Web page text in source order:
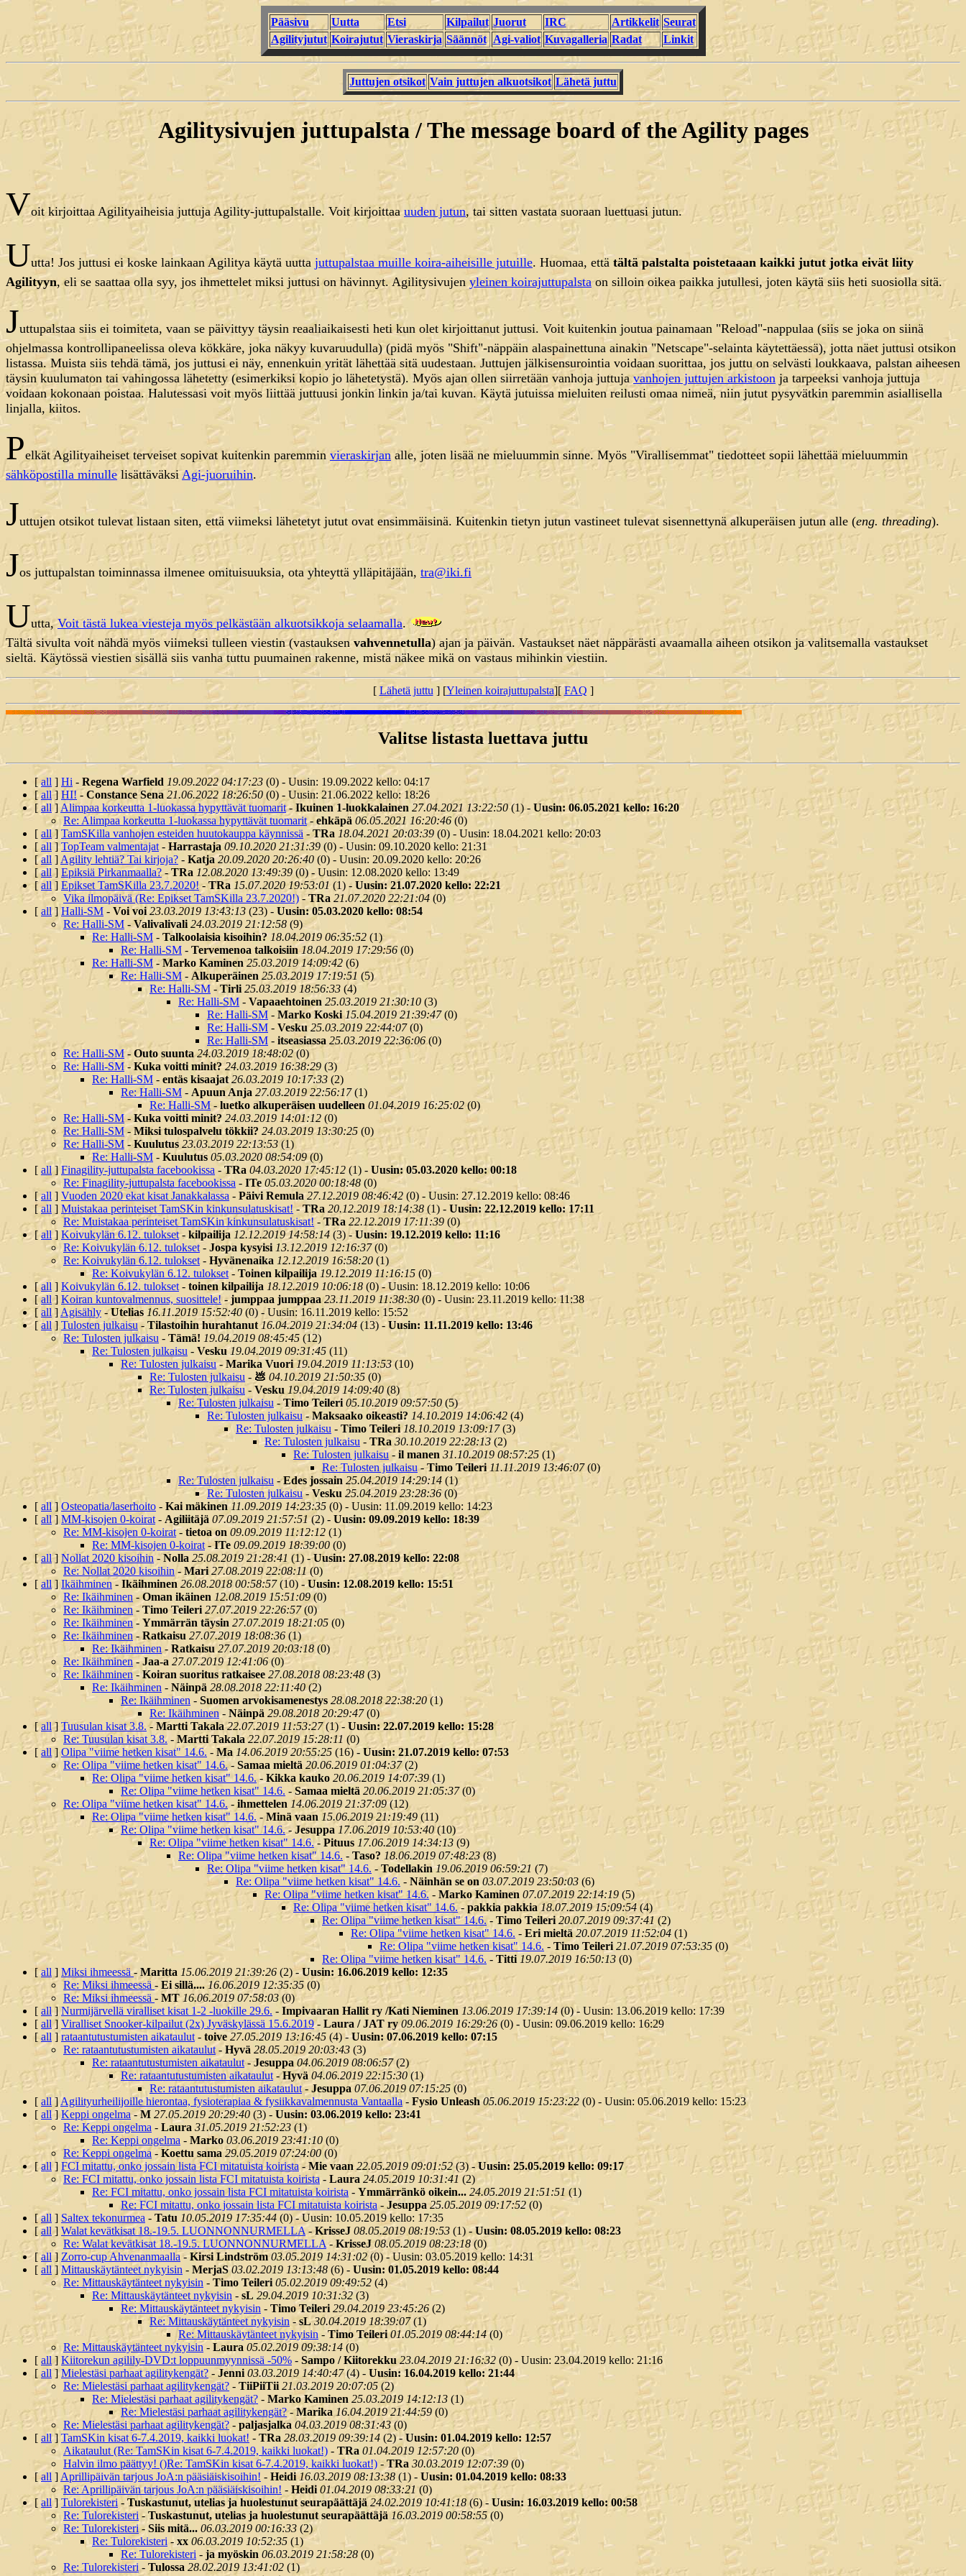
Pääsivu Uutta Etsi Kilpailut Juorut IRC Artikkelit Seurat
Agilityjutut Koirajutut Vieraskirja Säännöt Agi-valiot Kuvagalleria Radat Linkit
Juttujen otsikot Vain juttujen alkuotsikot Lähetä juttu
Agilitysivujen juttupalsta / The message board of the Agility pages
Voit kirjoittaa Agilityaiheisia juttuja Agility-juttupalstalle. Voit kirjoittaa uuden jutun, tai sitten vastata suoraan luettuasi jutun.
Uutta! Jos juttusi ei koske lainkaan Agilitya käytä uutta juttupalstaa muille koira-aiheisille jutuille. Huomaa, että tältä palstalta poistetaaan kaikki jutut jotka eivät liity
Agilityyn, eli se saattaa olla syy, jos ihmettelet miksi juttusi on hävinnyt. Agilitysivujen yleinen koirajuttupalstaon silloin oikea paikka jutullesi, joten käytä siis heti suosiolla sitä.
Juttupalstaa siis ei toimiteta, vaan se päivittyy täysin reaaliaikaisesti heti kun olet kirjoittanut juttusi. Voit kuitenkin joutua painamaan "Reload"-nappulaa (siis se joka on siinä
ohjelmassa kontrollipaneelissa oleva kökkäre, joka näkyy kuvaruudulla) (pidä myös "Shift"-näppäin alaspainettuna ainakin "Netscape"-selainta käytettäessä), jotta näet juttusi otsikon
listassa. Muista siis tehdä tämä, jos juttusi ei näy, ennenkuin yrität lähettää sitä uudestaan. Juttujen jälkisensurointia voidaan suorittaa, jos juttu on selvästi loukkaava, palstan aiheesen
täysin kuulumaton tai vahingossa lähetetty (esimerkiksi kopio jo lähetetystä). Myös ajan ollen siirretään vanhoja juttujavanhojen juttujen arkistoon ja tarpeeksi vanhoja juttuja
voidaan kokonaan poistaa. Halutessasi voit myös liittää juttuusi jonkin linkin ja/tai kuvan. Käytä jutuissa mieluiten reilusti omaa nimeä, niin jutut pysyvätkin paremmin asiallisella
linjalla, kiitos.
Pelkät Agilityaiheiset terveiset sopivat kuitenkin paremmin vieraskirjan alle, joten lisää ne mieluummin sinne. Myös "Virallisemmat" tiedotteet sopii lähettää mieluummin
sähköpostilla minullelisättäväksiAgi-juoruihin.
Juttujen otsikot tulevat listaan siten, että viimeksi lähetetyt jutut ovat ensimmäisinä. Kuitenkin tietyn jutun vastineet tulevat sisennettynä alkuperäisen jutun alle (eng. threading).
Jos juttupalstan toiminnassa ilmenee omituisuuksia, ota yhteyttä ylläpitäjään, tra@iki.fi
Uutta,Voit tästä lukea viesteja myös pelkästään alkuotsikkoja selaamalla.
Tältä sivulta voit nähdä myös viimeksi tulleen viestin (vastauksenvahvennetulla) ajan ja päivän. Vastaukset näet näppärästi avaamalla aiheen otsikon ja valitsemalla vastaukset
sieltä. Käytössä viestien sisällä siis vanha tuttu puumainen rakenne, mistä näkee mikä on vastaus mihinkin viestiin.
[ Lähetä juttu ] [Yleinen koirajuttupalsta][FAQ ]
Valitse listasta luettava juttu
[all ] Hi - Regena Warfield 19.09.2022 04:17:23 (0) - Uusin: 19.09.2022 kello: 04:17
[all] HI! - Constance Sena 21.06.2022 18:26:50 (0) - Uusin: 21.06.2022 kello: 18:26
[ all ] Alimpaa korkeutta 1-luokassa hypyttävät tuomarit- Ikuinen 1-luokkalainen 27.04.2021 13:22:50(1) - Uusin: 06.05.2021 kello: 16:20
Re: Alimpaa korkeutta 1-luokassa hypyttävät tuomarit- ehkäpä 06.05.2021 16:20:46 (0)
[ all ] TamSKilla vanhojen esteiden huutokauppa käynnissä- TRa 18.04.2021 20:03:39 (0) - Uusin: 18.04.2021 kello: 20:03
[ all]TopTeam valmentajat - Harrastaja 09.10.2020 21:31:39 (0) - Uusin: 09.10.2020 kello: 21:31
[all ] Agility lehtiä? Tai kirjoja? - Katja 20.09.2020 20:26:40 (0) - Uusin: 20.09.2020 kello: 20:26
[all ] Epiksiä Pirkanmaalla?-TRa 12.08.2020 13:49:39 (0) - Uusin: 12.08.2020 kello: 13:49
[all ] Epikset TamSKilla 23.7.2020! -TRa 15.07.2020 19:53:01 (1) - Uusin: 21.07.2020 kello: 22:21
Vika ilmopäivä (Re: Epikset TamSKilla 23.7.2020!)-TRa 21.07.2020 22:21:04 (0)
[ all] Halli-SM - Voi voi 23.03.2019 13:43:13 (23) - Uusin: 05.03.2020 kello: 08:54
Re: Halli-SM - Valivalivali 24.03.2019 21:12:58 (9)
Re: Halli-SM - Talkoolaisia kisoihin? 18.04.2019 06:35:52 (1)
Re: Halli-SM - Tervemenoa talkoisiin 18.04.2019 17:29:56 (0)
Re: Halli-SM -Marko Kaminen 25.03.2019 14:09:42 (6)
Re: Halli-SM - Alkuperäinen 25.03.2019 17:19:51 (5)
Re: Halli-SM-Tirli 25.03.2019 18:56:33 (4)
Re: Halli-SM - Vapaaehtoinen 25.03.2019 21:30:10 (3)
Re: Halli-SM - Marko Koski 15.04.2019 21:39:47(0)
Re: Halli-SM - Vesku 25.03.2019 22:44:07(0)
Re: Halli-SM - itseasiassa 25.03.2019 22:36:06(0)
Re: Halli-SM- Outo suunta 24.03.2019 18:48:02(0)
Re: Halli-SM-Kuka voitti minit? 24.03.2019 16:38:29 (3)
Re: Halli-SM - entäs kisaajat 26.03.2019 10:17:33 (2)
Re: Halli-SM - Apuun Anja 27.03.2019 22:56:17(1)
Re: Halli-SM - luetko alkuperäisen uudelleen 01.04.2019 16:25:02 (0)
Re: Halli-SM-Kuka voitti minit? 24.03.2019 14:01:12 (0)
Re: Halli-SM- Miksi tulospalvelu tökkii? 24.03.2019 13:30:25 (0)
Re: Halli-SM -Kuulutus 23.03.2019 22:13:53 (1)
Re: Halli-SM - Kuulutus 05.03.2020 08:54:09(0)
[ all] Finagility-juttupalsta facebookissa -TRa 04.03.2020 17:45:12 (1) - Uusin: 05.03.2020 kello: 00:18
Re: Finagility-juttupalsta facebookissa - ITe 05.03.2020 00:18:48 (0)
[all ] Vuoden 2020 ekat kisat Janakkalassa - Päivi Remula 27.12.2019 08:46:42 (0) - Uusin: 27.12.2019 kello: 08:46
[all ] Muistakaa perinteiset TamSKin kinkunsulatuskisat! -TRa 20.12.2019 18:14:38 (1) - Uusin: 22.12.2019 kello: 17:11
Re: Muistakaa perinteiset TamSKin kinkunsulatuskisat! -TRa 22.12.2019 17:11:39 (0)
[ all] Koivukylän 6.12. tulokset- kilpailija 12.12.2019 14:58:14 (3) -Uusin: 19.12.2019 kello: 11:16
Re: Koivukylän 6.12. tulokset - Jospa kysyisi 13.12.2019 12:16:37(0)
Re: Koivukylän 6.12. tulokset - Hyvänenaika 12.12.2019 16:58:20 (1)
Re: Koivukylän 6.12. tulokset - Toinen kilpailija 19.12.2019 11:16:15 (0)
[all ] Koivukylän 6.12. tulokset - toinen kilpailija 18.12.2019 10:06:18 (0) - Uusin: 18.12.2019 kello: 10:06
[all ] Koiran kuntovalmennus, suosittele! -jumppaa jumppaa 23.11.2019 11:38:30(0) - Uusin: 23.11.2019 kello: 11:38
[ all ] Agisähly -Utelias 16.11.2019 15:52:40(0) - Uusin: 16.11.2019 kello: 15:52
[all] Tulosten julkaisu- Tilastoihin hurahtanut 16.04.2019 21:34:04 (13) -Uusin: 11.11.2019 kello: 13:46
Re: Tulosten julkaisu - Tämä! 19.04.2019 08:45:45 (12)
Re: Tulosten julkaisu - Vesku19.04.2019 09:31:45 (11)
Re: Tulosten julkaisu- Marika Vuori 19.04.2019 11:13:53 (10)
Re: Tulosten julkaisu - 💩 04.10.2019 21:50:35 (0)
Re: Tulosten julkaisu -Vesku 19.04.2019 14:09:40(8)
Re: Tulosten julkaisu -Timo Teileri 05.10.2019 09:57:50 (5)
Re: Tulosten julkaisu -Maksaako oikeasti? 14.10.2019 14:06:42 (4)
Re: Tulosten julkaisu - Timo Teileri 18.10.2019 13:09:17(3)
Re: Tulosten julkaisu - TRa 30.10.2019 22:28:13 (2)
Re: Tulosten julkaisu- il manen 31.10.2019 08:57:25 (1)
Re: Tulosten julkaisu -Timo Teileri 11.11.2019 13:46:07(0)
Re: Tulosten julkaisu -Edes jossain 25.04.2019 14:29:14 (1)
Re: Tulosten julkaisu-Vesku 25.04.2019 23:28:36(0)
[ all] Osteopatia/laserhoito - Kai mäkinen 11.09.2019 14:23:35 (0) - Uusin: 11.09.2019 kello: 14:23
[ all] MM-kisojen 0-koirat - Agiliitäjä 07.09.2019 21:57:51(2) - Uusin: 09.09.2019 kello: 18:39
Re: MM-kisojen 0-koirat- tietoa on 09.09.2019 11:12:12 (1)
Re: MM-kisojen 0-koirat -ITe 09.09.2019 18:39:00 (0)
[all] Nollat 2020 kisoihin - Nolla 25.08.2019 21:28:41 (1) -Uusin: 27.08.2019 kello: 22:08
Re: Nollat 2020 kisoihin - Mari 27.08.2019 22:08:11 (0)
[ all ] Ikäihminen - Ikäihminen 26.08.2018 00:58:57(10) -Uusin: 12.08.2019 kello: 15:51
Re: Ikäihminen-Oman ikäinen 12.08.2019 15:51:09 (0)
Re: Ikäihminen-Timo Teileri 27.07.2019 22:26:57(0)
Re: Ikäihminen - Ymmärrän täysin 27.07.2019 18:21:05 (0)
Re: Ikäihminen- Ratkaisu 27.07.2019 18:08:36 (1)
Re: Ikäihminen - Ratkaisu 27.07.2019 20:03:18 (0)
Re: Ikäihminen-Jaa-a 27.07.2019 12:41:06(0)
Re: Ikäihminen-Koiran suoritus ratkaisee 27.08.2018 08:23:48 (3)
Re: Ikäihminen - Näinpä 28.08.2018 22:11:40(2)
Re: Ikäihminen - Suomen arvokisamenestys 28.08.2018 22:38:20 (1)
Re: Ikäihminen - Näinpä 29.08.2018 20:29:47(0)
[all] Tuusulan kisat 3.8. - Martti Takala 22.07.2019 11:53:27(1) - Uusin: 22.07.2019 kello: 15:28
Re: Tuusulan kisat 3.8. - Martti Takala 22.07.2019 15:28:11 (0)
[all ] Olipa "viime hetken kisat" 14.6. - Ma 14.06.2019 20:55:25 (16) - Uusin: 21.07.2019 kello: 07:53
Re: Olipa "viime hetken kisat" 14.6.- Samaa mieltä 20.06.2019 01:04:37(2)
Re: Olipa "viime hetken kisat" 14.6. - Kikka kauko 20.06.2019 14:07:39 (1)
Re: Olipa "viime hetken kisat" 14.6. -Samaa mieltä 20.06.2019 21:05:37(0)
Re: Olipa "viime hetken kisat" 14.6. - ihmettelen 14.06.2019 21:37:09(12)
Re: Olipa "viime hetken kisat" 14.6. - Minä vaan 15.06.2019 21:19:49 (11)
Re: Olipa "viime hetken kisat" 14.6.- Jesuppa 17.06.2019 10:53:40 (10)
Re: Olipa "viime hetken kisat" 14.6.- Pituus 17.06.2019 14:34:13 (9)
Re: Olipa "viime hetken kisat" 14.6. - Taso? 18.06.2019 07:48:23 (8)
Re: Olipa "viime hetken kisat" 14.6. - Todellakin 19.06.2019 06:59:21 (7)
Re: Olipa "viime hetken kisat" 14.6. - Näinhän se on 03.07.2019 23:50:03 (6)
Re: Olipa "viime hetken kisat" 14.6. - Marko Kaminen 07.07.2019 22:14:19 (5)
Re: Olipa "viime hetken kisat" 14.6.- pakkia pakkia 18.07.2019 15:09:54 (4)
Re: Olipa "viime hetken kisat" 14.6. - Timo Teileri 20.07.2019 09:37:41 (2)
Re: Olipa "viime hetken kisat" 14.6. - Eri mieltä 20.07.2019 11:52:04 (1)
Re: Olipa "viime hetken kisat" 14.6. - Timo Teileri 21.07.2019 07:53:35 (0)
Re: Olipa "viime hetken kisat" 14.6. - Titti 19.07.2019 16:50:13 (0)
[all ] Miksi ihmeessä- Maritta 15.06.2019 21:39:26 (2) -Uusin: 16.06.2019 kello: 12:35
Re: Miksi ihmeessä - Ei sillä.... 16.06.2019 12:35:35 (0)
Re: Miksi ihmeessä - MT 16.06.2019 07:58:03(0)
[ all] Nurmijärvellä viralliset kisat 1-2 -luokille 29.6. - Impivaaran Hallit ry /Kati Nieminen 13.06.2019 17:39:14 (0) - Uusin: 13.06.2019 kello: 17:39
[ all] Viralliset Snooker-kilpailut (2x) Jyväskylässä 15.6.2019- Laura / JAT ry 09.06.2019 16:29:26 (0) - Uusin: 09.06.2019 kello: 16:29
[ all ] rataantutustumisten aikataulut - toive 27.05.2019 13:16:45 (4) -Uusin: 07.06.2019 kello: 07:15
Re: rataantutustumisten aikataulut- Hyvä 28.05.2019 20:03:43 (3)
Re: rataantutustumisten aikataulut -Jesuppa 04.06.2019 08:06:57(2)
Re: rataantutustumisten aikataulut -Hyvä 04.06.2019 22:15:30 (1)
Re: rataantutustumisten aikataulut-Jesuppa 07.06.2019 07:15:25 (0)
[ all] Agilityurheilijoille hierontaa, fysioterapiaa & fysiikkavalmennusta Vantaalla- Fysio Unleash05.06.2019 15:23:22 (0) - Uusin: 05.06.2019 kello: 15:23
[ all] Keppi ongelma-M 27.05.2019 20:29:40 (3) - Uusin: 03.06.2019 kello: 23:41
Re: Keppi ongelma - Laura 31.05.2019 21:52:23 (1)
Re: Keppi ongelma - Marko 03.06.2019 23:41:10 (0)
Re: Keppi ongelma - Koettu sama 29.05.2019 07:24:00(0)
[ all] FCI mitattu, onko jossain lista FCI mitatuista koirista - Mie vaan 22.05.2019 09:01:52(3) -Uusin: 25.05.2019 kello: 09:17
Re: FCI mitattu, onko jossain lista FCI mitatuista koirista - Laura 24.05.2019 10:31:41 (2)
Re: FCI mitattu, onko jossain lista FCI mitatuista koirista - Ymmärränkö oikein... 24.05.2019 21:51:51(1)
Re: FCI mitattu, onko jossain lista FCI mitatuista koirista - Jesuppa 25.05.2019 09:17:52 (0)
[all ] Saltex tekonurmea - Tatu 10.05.2019 17:35:44 (0) - Uusin: 10.05.2019 kello: 17:35
[all ] Walat kevätkisat 18.-19.5. LUONNONNURMELLA- KrisseJ 08.05.2019 08:19:53 (1) -Uusin: 08.05.2019 kello: 08:23
Re: Walat kevätkisat 18.-19.5. LUONNONNURMELLA -KrisseJ 08.05.2019 08:23:18 (0)
[all] Zorro-cup Ahvenanmaalla - Kirsi Lindström 03.05.2019 14:31:02 (0) - Uusin: 03.05.2019 kello: 14:31
[ all] Mittauskäytänteet nykyisin - MerjaS 03.02.2019 13:13:48 (6) - Uusin: 01.05.2019 kello: 08:44
Re: Mittauskäytänteet nykyisin - Timo Teileri 05.02.2019 09:49:52 (4)
Re: Mittauskäytänteet nykyisin - sL 29.04.2019 10:31:32(3)
Re: Mittauskäytänteet nykyisin - Timo Teileri 29.04.2019 23:45:26 (2)
Re: Mittauskäytänteet nykyisin -sL 30.04.2019 18:39:07(1)
Re: Mittauskäytänteet nykyisin - Timo Teileri 01.05.2019 08:44:14(0)
Re: Mittauskäytänteet nykyisin - Laura 05.02.2019 09:38:14 (0)
[ all ] Kiitorekun agilily-DVD:t loppuunmyynnissä -50% - Sampo / Kiitorekku 23.04.2019 21:16:32 (0) - Uusin: 23.04.2019 kello: 21:16
[ all]Mielestäsi parhaat agilitykengät? - Jenni 03.03.2019 14:40:47(4) - Uusin: 16.04.2019 kello: 21:44
Re: Mielestäsi parhaat agilitykengät? - TiiPiiTii 21.03.2019 20:07:05(2)
Re: Mielestäsi parhaat agilitykengät? - Marko Kaminen 25.03.2019 14:12:13 (1)
Re: Mielestäsi parhaat agilitykengät?-Marika 16.04.2019 21:44:59 (0)
Re: Mielestäsi parhaat agilitykengät? - paljasjalka 04.03.2019 08:31:43(0)
[ all] TamSKin kisat 6-7.4.2019, kaikki luokat! - TRa 28.03.2019 09:39:14 (2) -Uusin: 01.04.2019 kello: 12:57
Aikataulut (Re: TamSKin kisat 6-7.4.2019, kaikki luokat!) - TRa 01.04.2019 12:57:20 (0)
Halvin ilmo päättyy! ()Re: TamSKin kisat 6-7.4.2019, kaikki luokat!) - TRa 30.03.2019 12:07:39 (0)
[all ] Aprillipäivän tarjous JoA:n pääsiäiskisoihin! - Heidi 16.03.2019 08:13:38 (1) - Uusin: 01.04.2019 kello: 08:33
Re: Aprillipäivän tarjous JoA:n pääsiäiskisoihin! - Heidi 01.04.2019 08:33:21 (0)
[ all ] Tulorekisteri - Tuskastunut, utelias ja huolestunut seurapäättäjä 24.02.2019 10:41:18 (6) - Uusin: 16.03.2019 kello: 00:58
Re: Tulorekisteri - Tuskastunut, utelias ja huolestunut seurapäättäjä 16.03.2019 00:58:55(0)
Re: Tulorekisteri- Siis mitä... 06.03.2019 00:16:33 (2)
Re: Tulorekisteri - xx 06.03.2019 10:52:35 (1)
Re: Tulorekisteri - ja myöskin 06.03.2019 21:58:28 (0)
Re: Tulorekisteri - Tulossa 28.02.2019 13:41:02 (1)